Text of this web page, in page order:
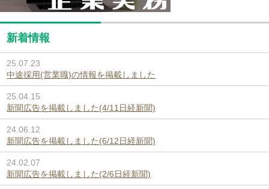
新着情報
25.07.23
中途採用(営業職)の情報を掲載しました
25.04.15
新聞広告を掲載しました(4/11日経新聞)
24.06.12
新聞広告を掲載しました(6/12日経新聞)
24.02.07
新聞広告を掲載しました(2/6日経新聞)